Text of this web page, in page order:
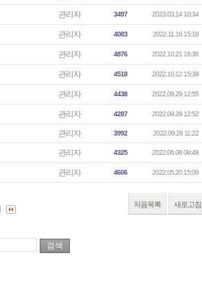
관리자 3497 2023.03.14 10:34
관리자 4083 2022.11.16 15:18
관리자 4876 2022.10.21 16:36
관리자 4518 2022.10.12 15:39
관리자 4438 2022.09.29 12:55
관리자 4287 2022.09.29 12:52
관리자 3992 2022.09.28 11:22
관리자 4325 2022.06.08 08:48
관리자 4606 2022.05.20 15:09
처음목록 새로고침